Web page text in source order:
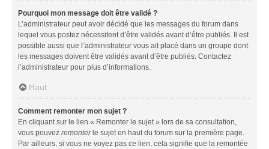
Pourquoi mon message doit être validé ?
L’administrateur peut avoir décidé que les messages du forum dans
lequel vous postez nécessitent d’être validés avant d’être publiés. Il est
possible aussi que l’administrateur vous ait placé dans un groupe dont
les messages doivent être validés avant d’être publiés. Contactez
l’administrateur pour plus d’informations.
Haut
Comment remonter mon sujet ?
En cliquant sur le lien « Remonter le sujet » lors de sa consultation,
vous pouvez remonterle sujet en haut du forum sur la première page.
Par ailleurs, si vous ne voyez pas ce lien, cela signifie que la remontée